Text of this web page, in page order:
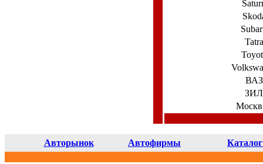
Tatra
ВАЗ
ЗИЛ
Авторынок Автофирмы